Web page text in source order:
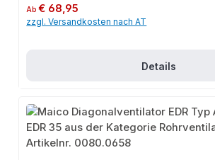
Regulärer Preis:
Ab€ 68,95
zzgl. Versandkosten nach AT
Details